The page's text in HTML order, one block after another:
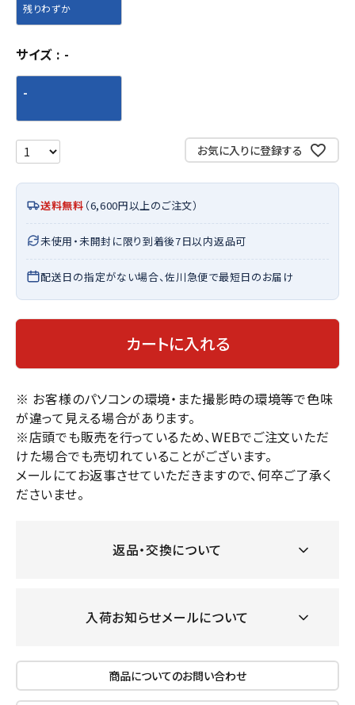
残りわずか
サイズ -
-
お気に入りに登録する
送料無料 （6,600円以上のご注文）
未使用・未開封に限り到着後7日以内返品可
配送日の指定がない場合、佐川急便で最短日のお届け
カートに入れる
※ お客様のパソコンの環境・また撮影時の環境等で色味
が違って見える場合があります。
※店頭でも販売を行っているため、WEBでご注文いただ
けた場合でも売切れていることがございます。
メールにてお返事させていただきますので、何卒ご了承く
ださいませ。
返品・交換について
入荷お知らせメールについて
商品についてのお問い合わせ